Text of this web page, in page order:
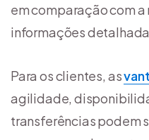
em comparação com
informações
Para os clientes, as
agilidade,
transferências podem